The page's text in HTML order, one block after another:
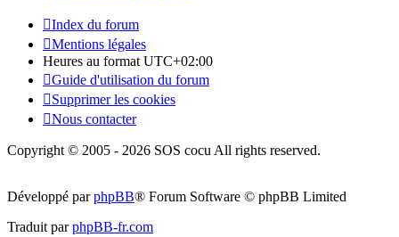
Index du forum
Mentions légales
Heures au format UTC+02:00
Guide d'utilisation du forum
Supprimer les cookies
Nous contacter
Copyright © 2005 - 2026 SOS cocu All rights reserved.
Développé parphpBB® Forum Software © phpBB Limited
Traduit parphpBB-fr.com